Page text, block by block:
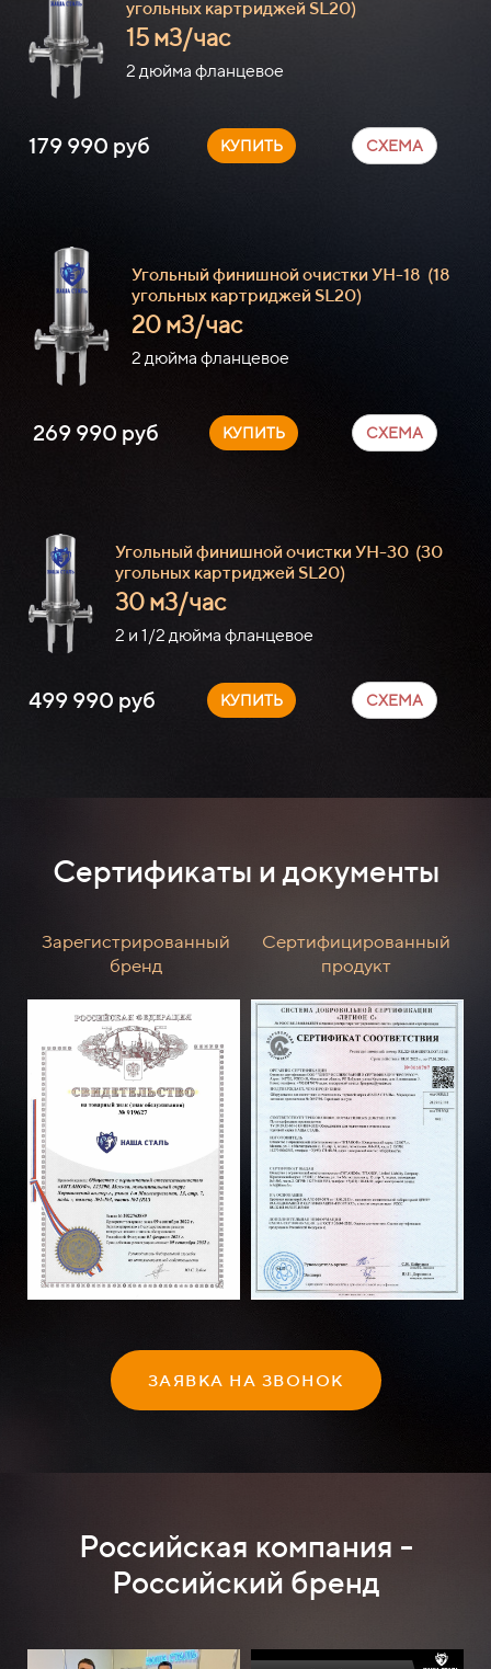
угольных картриджей SL20)
15 м3/час
2 дюйма фланцевое
179 990 руб КУПИТЬ СХЕМА
Угольный финишной очистки УН-18 (18
угольных картриджей SL20)
20 м3/час
2 дюйма фланцевое
269 990 руб КУПИТЬ СХЕМА
Угольный финишной очистки УН-30 (30
угольных картриджей SL20)
30 м3/час
2 и 1/2 дюйма фланцевое
499 990 руб КУПИТЬ СХЕМА
Сертификаты и документы
Зарегистрированный
бренд
Сертифицированный
продукт
ЗАЯВКА НА ЗВОНОК
Российская компания -
Российский бренд